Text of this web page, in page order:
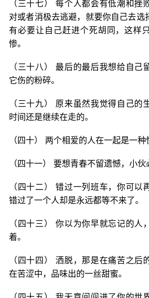
（三十七） 每个人都会有低潮和挫
对或者消极去逃避，就要你自己去选
有必要让自己赶进个死胡同，这样
惨。
（三十八） 最后的最后我想给自己
它伤的粉碎。
（三十九） 原来虽然我觉得自己的
时间还是继续在走的。
（四十） 两个相爱的人在一起是一种
（四十一） 要想青春不留遗憾，小伙
（四十二） 错过一列班车，你可以
错过了一个人却是永远都等不来了。
（四十三） 你以为你早就忘记的人
着。
（四十四） 洒脱，那是在痛苦之后
在苦涩中，品味出的一丝甜蜜。